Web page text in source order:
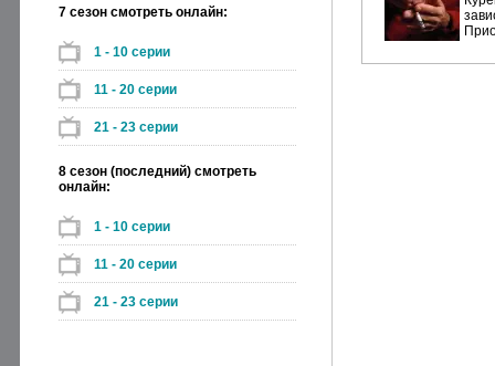
7 сезон смотреть онлайн:
1 - 10 серии
11 - 20 серии
21 - 23 серии
8 сезон (последний) смотреть
онлайн:
1 - 10 серии
11 - 20 серии
21 - 23 серии